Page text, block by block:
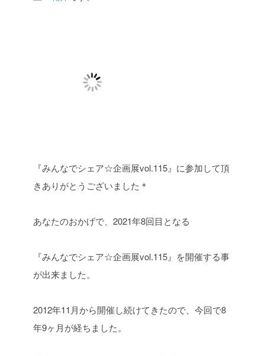
『みんなでシェア☆企画展vol.115』に参加して頂
きありがとうございました＊
あなたのおかげで、2021年8回目となる
『みんなでシェア☆企画展vol.115』を開催する事
が出来ました。
2012年11月から開催し続けてきたので、今回で8
年9ヶ月が経ちました。